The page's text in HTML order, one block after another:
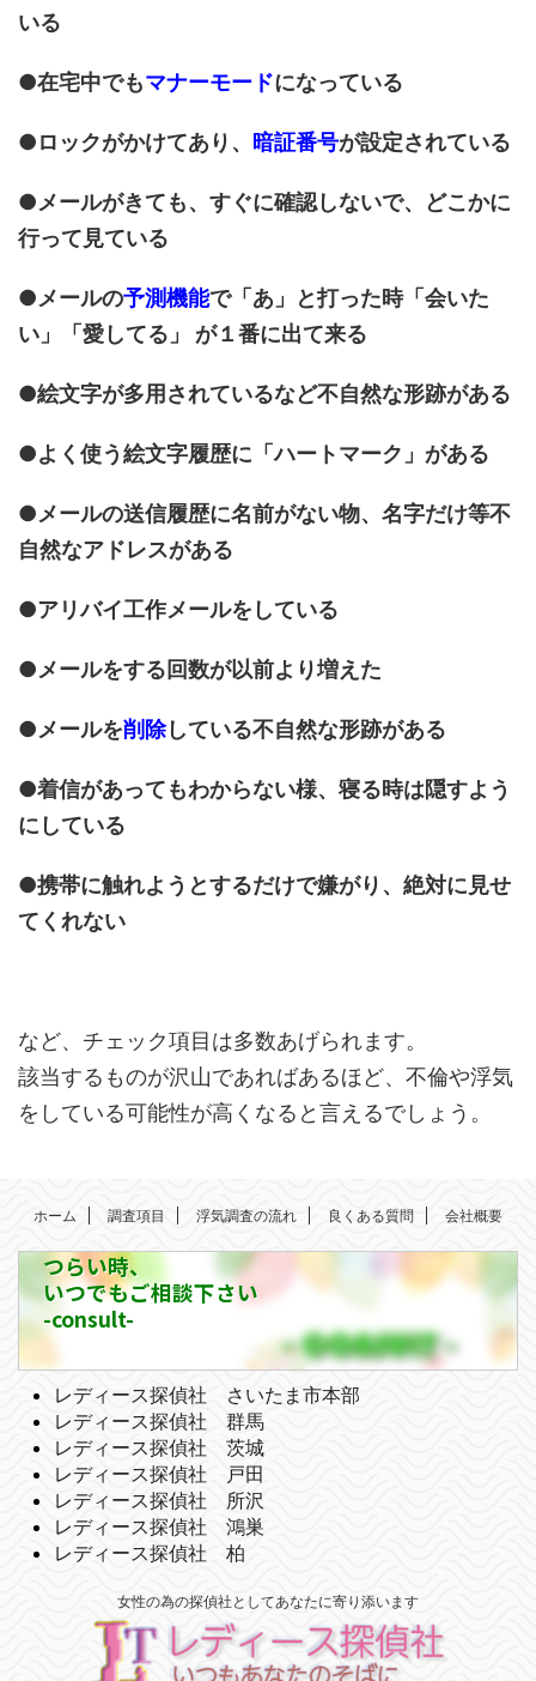
いる
●在宅中でもマナーモードになっている
●ロックがかけてあり、 暗証番号が設定されている
●メールがきても、すぐに確認しないで、どこかに
行って見ている
●メールの予測機能で「あ」と打った時「会いた
い」「愛してる」 が１番に出て来る
●絵文字が多用されているなど不自然な形跡がある
●よく使う絵文字履歴に「ハートマーク」がある
●メールの送信履歴に名前がない物、名字だけ等不
自然なアドレスがある
●アリバイ工作メールをしている
●メールをする回数が以前より増えた
●メールを削除している不自然な形跡がある
●着信があってもわからない様、寝る時は隠すよう
にしている
●携帯に触れようとするだけで嫌がり、絶対に見せ
てくれない
など、チェック項目は多数あげられます。
該当するものが沢山であればあるほど、不倫や浮気
をしている可能性が高くなると言えるでしょう。
ホーム 調査項目 浮気調査の流れ 良くある質問 会社概要
つらい時、
いつでもご相談下さい
-consult-
レディース探偵社 さいたま市本部
レディース探偵社 群馬
レディース探偵社 茨城
レディース探偵社 戸田
レディース探偵社 所沢
レディース探偵社 鴻巣
レディース探偵社 柏
女性の為の探偵社としてあなたに寄り添います